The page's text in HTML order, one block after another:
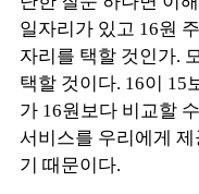
일자리가 있고 16원
자리를 택할 것인가.
택할 것이다. 16이 15
가 16원보다 비교할
서비스를 우리에게
기 때문이다.